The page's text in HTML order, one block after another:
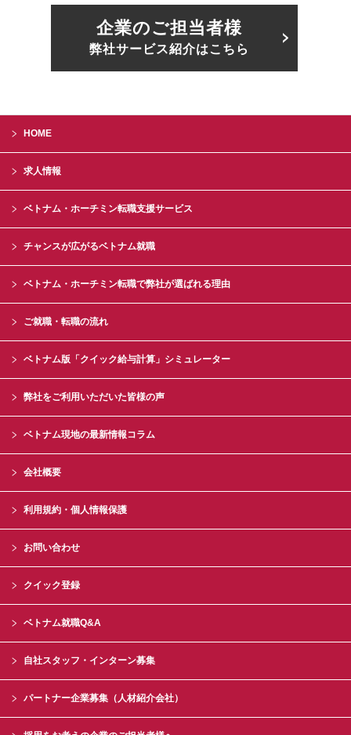
企業のご担当者様
弊社サービス紹介はこちら
HOME
求人情報
ベトナム・ホーチミン転職支援サービス
チャンスが広がるベトナム就職
ベトナム・ホーチミン転職で弊社が選ばれる理由
ご就職・転職の流れ
ベトナム版「クイック給与計算」シミュレーター
弊社をご利用いただいた皆様の声
ベトナム現地の最新情報コラム
会社概要
利用規約・個人情報保護
お問い合わせ
クイック登録
ベトナム就職Q&A
自社スタッフ・インターン募集
パートナー企業募集（人材紹介会社）